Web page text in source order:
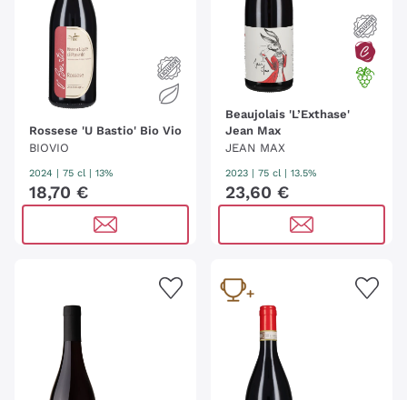
Rossese 'U Bastio' Bio Vio
BIOVIO
2024 | 75 cl | 13%
18,70 €
Beaujolais 'L’Exthase'
Jean Max
JEAN MAX
2023 | 75 cl | 13.5%
23,60 €